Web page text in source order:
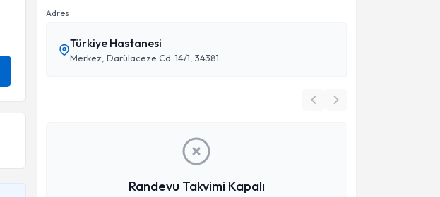
Adres
Türkiye Hastanesi
Merkez, Darülaceze Cd. 14/1, 34381
Randevu Takvimi Kapalı